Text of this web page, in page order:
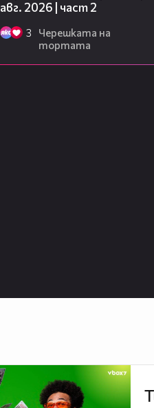
авг. 2026 | част 2
3
Черешката на
тортата